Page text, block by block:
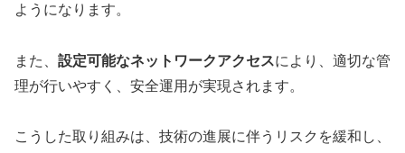
ようになります。
また、 設定可能なネットワークアクセスにより、適切な管
理が行いやすく、安全運用が実現されます。
こうした取り組みは、技術の進展に伴うリスクを緩和し、